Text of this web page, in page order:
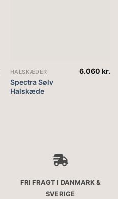
HALSKÆDER
Spectra Sølv
Halskæde
6.060kr.
FRI FRAGT I DANMARK &
SVERIGE